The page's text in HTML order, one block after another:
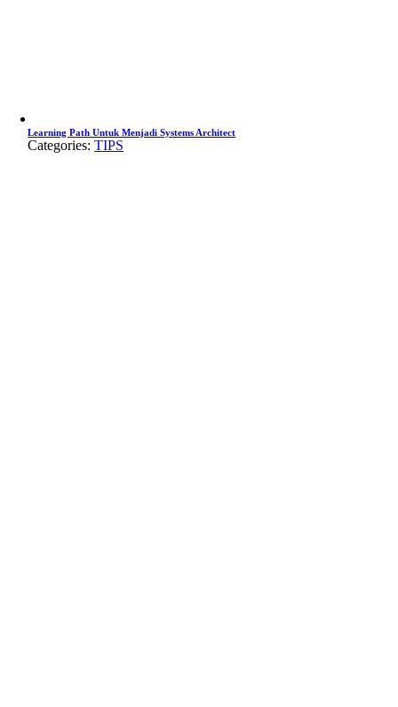
Learning Path Untuk Menjadi Systems Architect
Categories:TIPS